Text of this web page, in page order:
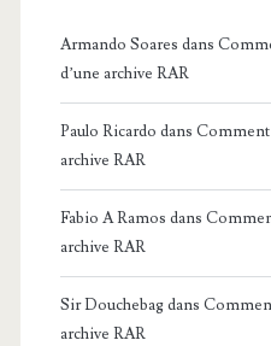
Armando Soares dans
d’une archive RAR
Paulo Ricardo dans Comment
archive RAR
Fabio A Ramos dans
archive RAR
Sir Douchebagdans
archive RAR